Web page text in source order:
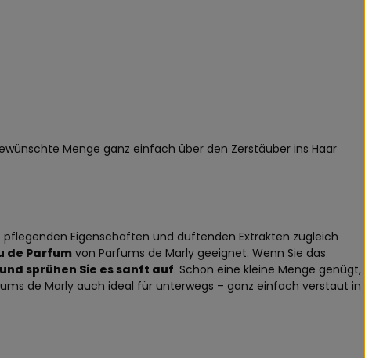
Menge ganz einfach über den Zerstäuber ins Haar
Eigenschaften und duftenden Extrakten zugleich
de Parfum von Parfums de Marly geeignet. Wenn Sie das
sprühen Sie es sanft auf. Schon eine kleine Menge genügt,
de Marly auch ideal für unterwegs – ganz einfach verstaut in